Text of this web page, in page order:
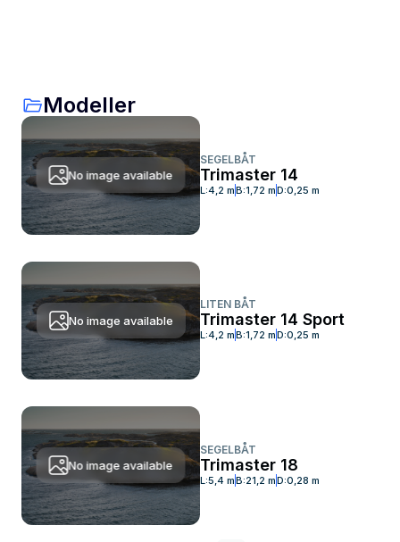
Modeller
No image available
SEGELBÅT
Trimaster 14
L:4,2 mB:1,72 mD:0,25 m
No image available
LITEN BÅT
Trimaster 14 Sport
L:4,2 mB:1,72 mD:0,25 m
No image available
SEGELBÅT
Trimaster 18
L:5,4 mB:21,2 mD:0,28 m